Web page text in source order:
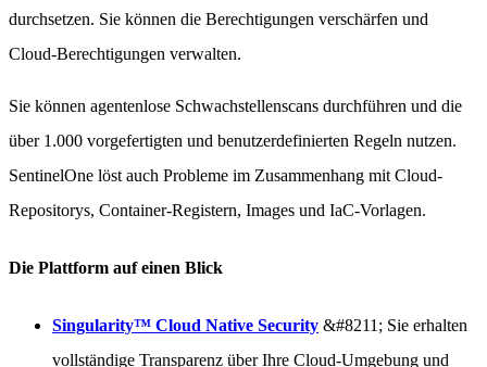
durchsetzen. Sie können die Berechtigungen verschärfen und
Cloud-Berechtigungen verwalten.
Sie können agentenlose Schwachstellenscans durchführen und die
über 1.000 vorgefertigten und benutzerdefinierten Regeln nutzen.
SentinelOne löst auch Probleme im Zusammenhang mit Cloud-
Repositorys, Container-Registern, Images und IaC-Vorlagen.
Die Plattform auf einen Blick
Singularity™ Cloud Native Security &#8211; Sie erhalten
vollständige Transparenz über Ihre Cloud-Umgebung und